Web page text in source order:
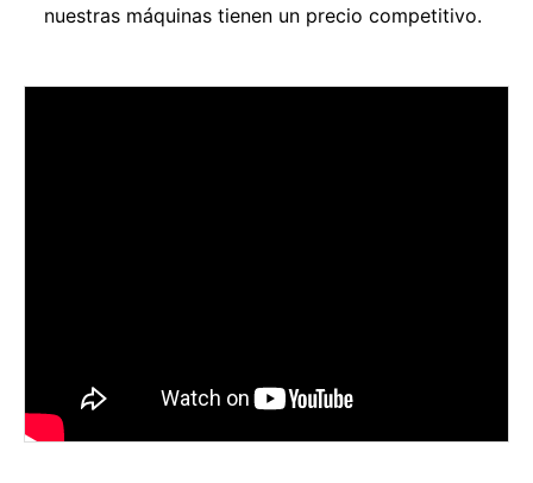
nuestras máquinas tienen un precio competitivo.